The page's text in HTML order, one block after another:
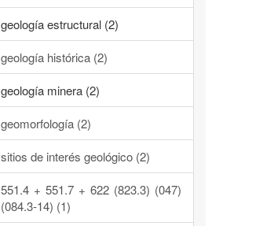
geología estructural (2)
geología histórica (2)
geología minera (2)
geomorfología (2)
sitios de interés geológico (2)
551.4 + 551.7 + 622 (823.3) (047)
(084.3-14) (1)